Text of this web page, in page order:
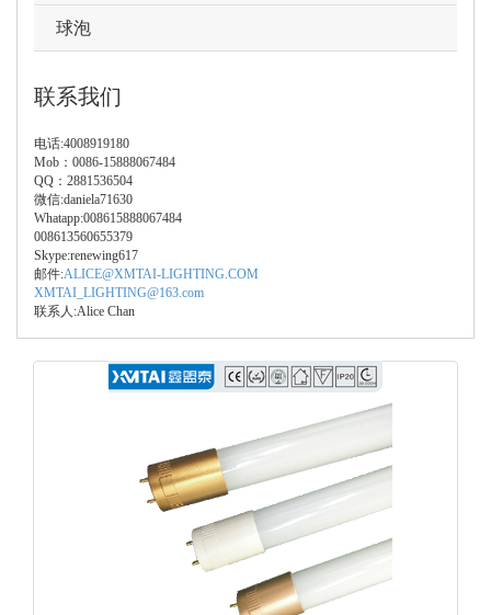
球泡
联系我们
电话:4008919180
Mob：0086-15888067484
QQ：2881536504
微信:daniela71630
Whatapp:008615888067484
008613560655379
Skype:renewing617
邮件:ALICE@XMTAI-LIGHTING.COM
XMTAI_LIGHTING@163.com
联系人:Alice Chan